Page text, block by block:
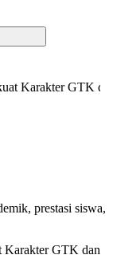
Karakter GTK
prestasi siswa,